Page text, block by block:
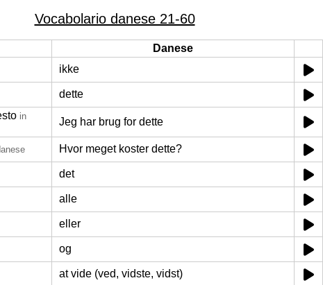
Vocabolario danese 21-60
Danese
ikke
dette
in
Jeg har brug for dette
Hvor meget koster dette?
det
alle
eller
og
at vide (ved, vidste, vidst)